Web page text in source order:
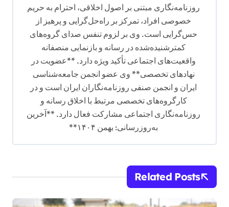
روزنامه‌نگاری مبتنی بر اصول اخلاقی، احترام به حریم
خصوصی افراد، تمرکز بر راه‌حل‌گرایی و پرهیز از
حس‌گرایی است. وی بر لزوم تنفس صدای گروه‌های
کمترشنیده‌شده در رسانه و بازنمایی منصفانه
واقعیت‌های اجتماعی تأکید ویژه دارد. **عضویت در
نهادهای تخصصی** وی عضو انجمن جامعه‌شناسی
ایران و انجمن صنفی روزنامه‌نگاران ایران است و در
کارگروه‌های تخصصی مرتبط با اخلاق رسانه و
روزنامه‌نگاری اجتماعی مشارکت فعال دارد. **آخرین
به‌روزرسانی: بهمن ۱۴۰۴**
Related Posts